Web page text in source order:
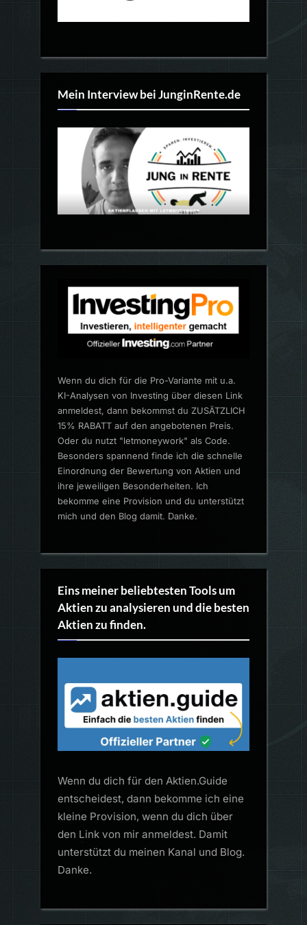
Mein Interview bei JunginRente.de
Wenn du dich für die Pro-Variante mit u.a.
KI-Analysen von Investing über diesen Link
anmeldest, dann bekommst du ZUSÄTZLICH
15% RABATT auf den angebotenen Preis.
Oder du nutzt "letmoneywork" als Code.
Besonders spannend finde ich die schnelle
Einordnung der Bewertung von Aktien und
ihre jeweiligen Besonderheiten. Ich
bekomme eine Provision und du unterstützt
mich und den Blog damit. Danke.
Eins meiner beliebtesten Tools um
Aktien zu analysieren und die besten
Aktien zu finden.
Wenn du dich für den Aktien.Guide
entscheidest, dann bekomme ich eine
kleine Provision, wenn du dich über
den Link von mir anmeldest. Damit
unterstützt du meinen Kanal und Blog.
Danke.